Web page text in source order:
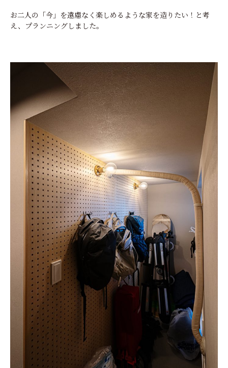
お二人の「今」を遠慮なく楽しめるような家を造りたい！と考
え、プランニングしました。